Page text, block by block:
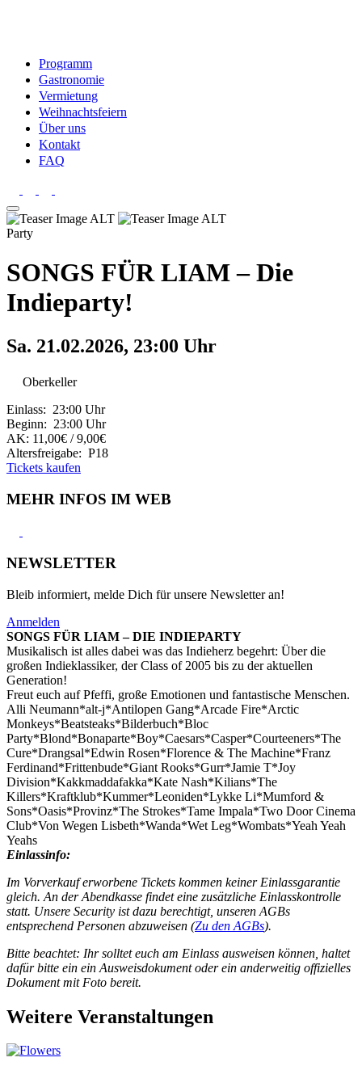
Programm
Gastronomie
Vermietung
Weihnachtsfeiern
Über uns
Kontakt
FAQ
Party
SONGS FÜR LIAM – Die
Indieparty!
Sa. 21.02.2026, 23:00 Uhr
Oberkeller
Einlass: 23:00 Uhr
Beginn: 23:00 Uhr
AK: 11,00€ / 9,00€
Altersfreigabe: P18
Tickets kaufen
MEHR INFOS IM WEB
NEWSLETTER
Bleib informiert, melde Dich für unsere Newsletter an!
Anmelden
SONGS FÜR LIAM – DIE INDIEPARTY
Musikalisch ist alles dabei was das Indieherz begehrt: Über die
großen Indieklassiker, der Class of 2005 bis zu der aktuellen
Generation!
Freut euch auf Pfeffi, große Emotionen und fantastische Menschen.
Alli Neumann*alt-j*Antilopen Gang*Arcade Fire*Arctic
Monkeys*Beatsteaks*Bilderbuch*Bloc
Party*Blond*Bonaparte*Boy*Caesars*Casper*Courteeners*The
Cure*Drangsal*Edwin Rosen*Florence & The Machine*Franz
Ferdinand*Frittenbude*Giant Rooks*Gurr*Jamie T*Joy
Division*Kakkmaddafakka*Kate Nash*Kilians*The
Killers*Kraftklub*Kummer*Leoniden*Lykke Li*Mumford &
Sons*Oasis*Provinz*The Strokes*Tame Impala*Two Door Cinema
Club*Von Wegen Lisbeth*Wanda*Wet Leg*Wombats*Yeah Yeah
Yeahs
Einlassinfo:
Im Vorverkauf erworbene Tickets kommen keiner Einlassgarantie
gleich. An der Abendkasse findet eine zusätzliche Einlasskontrolle
statt. Unsere Security ist dazu berechtigt, unseren AGBs
entsprechend Personen abzuweisen (Zu den AGBs).
Bitte beachtet: Ihr solltet euch am Einlass ausweisen können, haltet
dafür bitte ein ein Ausweisdokument oder ein anderweitig offizielles
Dokument mit Foto bereit.
Weitere Veranstaltungen